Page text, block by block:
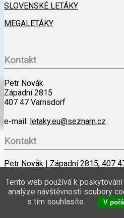
SLOVENSKÉ LETÁKY
MEGALETÁKY
Kontakt
Petr Novák
Západní 2815
407 47 Varnsdorf
e-mail: letaky.eu@seznam.cz
Kontakt
Petr Novák | Západní 2815, 407
Veškeré obchodní nabídky jsou pouze
nárok. Provozovatel webu
nezprostředkovává nákup zboží ani
Tento web používá k
analýze návštěvnosti soubory
s tím souhlasíte.
V